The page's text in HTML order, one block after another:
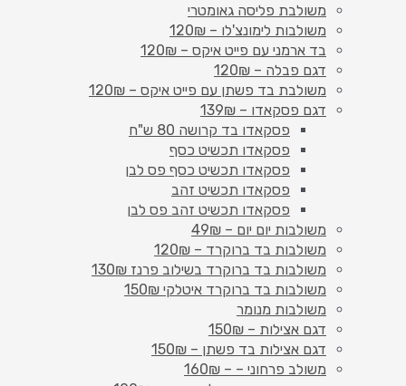
משולבת פליסה גאומטרי
משולבות לימונצ'לו – 120₪
בד ארמני עם פייט איקס – 120₪
דגם פבלה – 120₪
משולבת בד פשתן עם פייט איקס – 120₪
דגם פסקאדו – 139₪
פסקאדו בד קרושה 80 ש"ח
פסקאדו תכשיט כסף
פסקאדו תכשיט כסף פס לבן
פסקאדו תכשיט זהב
פסקאדו תכשיט זהב פס לבן
משולבות יום יום – 49₪
משולבות בד ברוקרד – 120₪
משולבות בד ברוקרד בשילוב פרנז 130₪
משולבות בד ברוקרד איטלקי 150₪
משולבות מנומר
דגם אצילות – 150₪
דגם אצילות בד פשתן – 150₪
משולב פרחוני – – 160₪